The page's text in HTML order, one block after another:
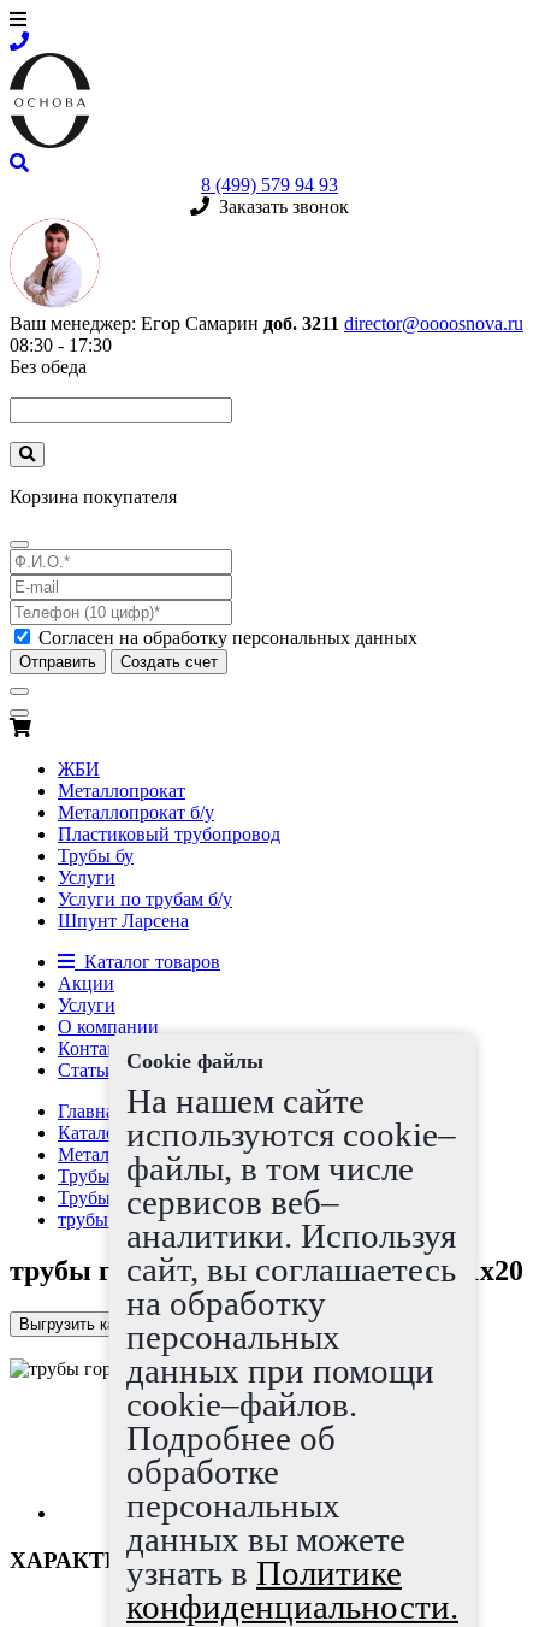
8 (499) 579 94 93
Заказать звонок
Ваш менеджер: Егор Самарин доб. 3211 director@oooosnova.ru
08:30 - 17:30
Без обеда
Корзина покупателя
Согласен на обработку персональных данных
Отправить Создать счет
ЖБИ
Металлопрокат
Металлопрокат б/у
Пластиковый трубопровод
Трубы бу
Услуги
Услуги по трубам б/у
Шпунт Ларсена
Каталог товаров
Акции
Услуги
О компании
Контакты
Статьи
Главная страница
Каталог
Металлопрокат
Трубы
Трубы г/д
трубы горячедеформированные 121x20
трубы горячедеформированные 121x20
Выгрузить каталог в Excel
ХАРАКТЕРИСТИКИ
Cookie файлы
На нашем сайте
используются cookie–
файлы, в том числе
сервисов веб–
аналитики. Используя
сайт, вы соглашаетесь
на обработку
персональных
данных при помощи
cookie–файлов.
Подробнее об
обработке
персональных
данных вы можете
узнать в Политике
конфиденциальности.